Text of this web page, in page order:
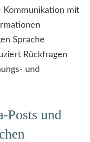
Kommunikation mit
Sprache
Rückfragen
und
Posts und